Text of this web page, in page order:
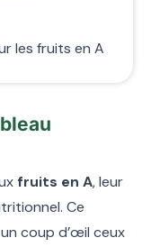
les fruits en A
fruits en A, leur
Ce
coup d’œil ceux